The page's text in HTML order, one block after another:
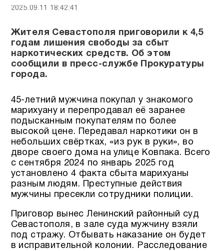
2025.09.11 18:42:41
Жителя Севастополя приговорили к 4,5
годам лишения свободы за сбыт
наркотических средств. Об этом
сообщили в пресс-службе Прокуратуры
города.
45-летний мужчина покупал у знакомого
марихуану и перепродавал её заранее
подысканным покупателям по более
высокой цене. Передавал наркотики он в
небольших свёртках, «из рук в руки», во
дворе своего дома на улице Ковпака. Всего
с сентября 2024 по январь 2025 год
установлено 4 факта сбыта марихуаны
разным людям. Преступные действия
мужчины пресекли сотрудники полиции.
Приговор вынес Ленинский районный суд
Севастополя, в зале суда мужчину взяли
под стражу. Отбывать наказание он будет
в исправительной колонии. Расследование